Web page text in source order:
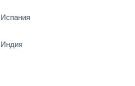
Испания
Индия